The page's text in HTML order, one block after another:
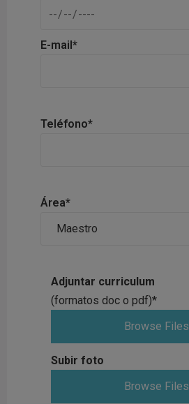
E-mail*
Teléfono*
Área*
Adjuntar curriculum
(formatos doc o pdf)*
Browse Files
Subir foto
Browse Files